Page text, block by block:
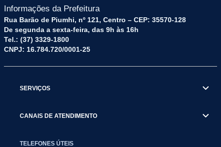
Informações da Prefeitura
Rua Barão de Piumhi, nº 121, Centro – CEP: 35570-128
De segunda a sexta-feira, das 9h às 16h
Tel.: (37) 3329-1800
CNPJ: 16.784.720/0001-25
SERVIÇOS
CANAIS DE ATENDIMENTO
TELEFONES ÚTEIS